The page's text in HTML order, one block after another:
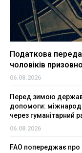
Податкова
чоловіків
06.08.2026
Перед зимою
допомоги:
через гуманітарний
06.08.2026
FAO попереджає